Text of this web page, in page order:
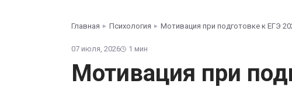
Главная Психология Мотивация при подготовке к ЕГЭ
07 июля, 2026 1 мин
Мотивация при